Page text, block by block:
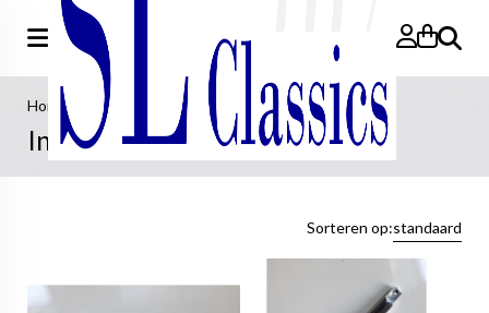
Zoeken
Home Interieur
Interieur - Pagina 2
Sorteren op:standaard